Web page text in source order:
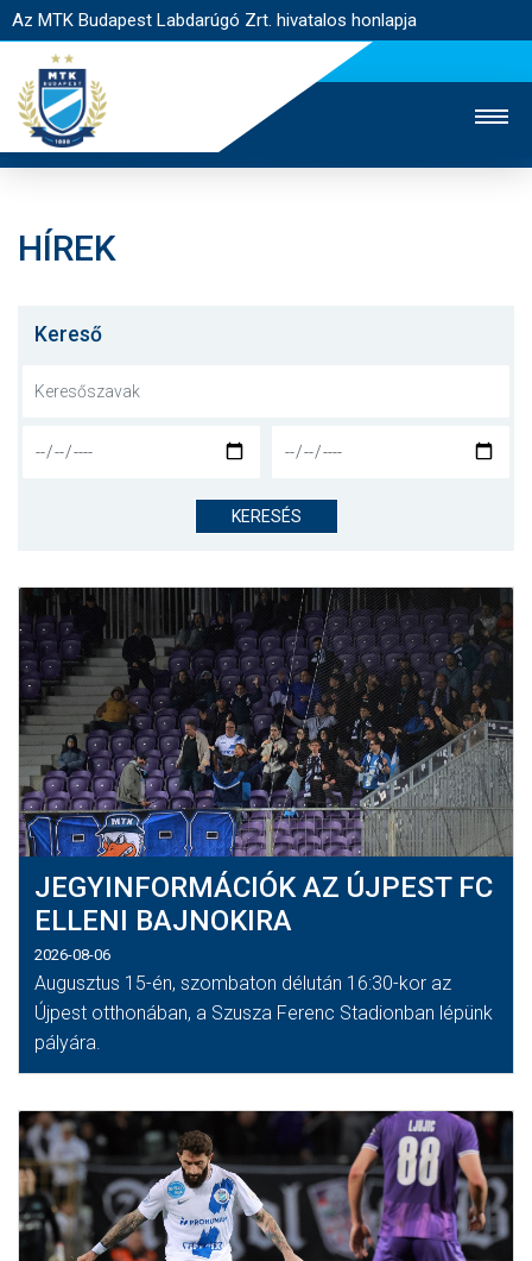
Az MTK Budapest Labdarúgó Zrt. hivatalos honlapja
JEGYÉRTÉKESÍTÉS
NYITÓLAP
CSAPATOK
KLUB
GALÉRIA
SZURKOLÓI ÉLMÉNYEK
AKKREDITÁCIÓ
HÍREK
Kereső
KERESÉS
JEGYINFORMÁCIÓK AZ ÚJPEST FC
ELLENI BAJNOKIRA
2026-08-06
Augusztus 15-én, szombaton délután 16:30-kor az
Újpest otthonában, a Szusza Ferenc Stadionban lépünk
pályára.